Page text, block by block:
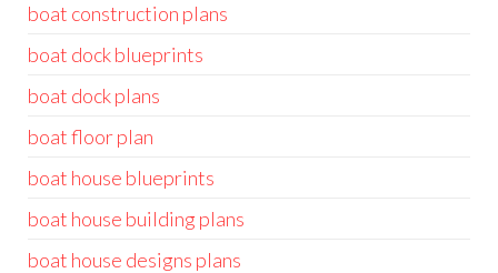
boat construction plans
boat dock blueprints
boat dock plans
boat floor plan
boat house blueprints
boat house building plans
boat house designs plans